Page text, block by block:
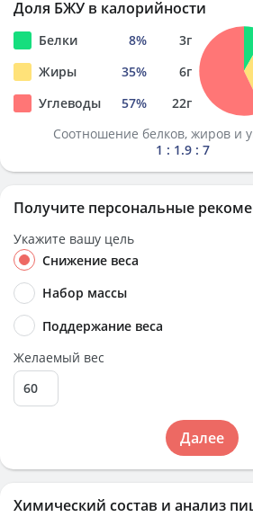
Химический состав и анализ
Доля БЖУ в калорийности
Белки 8% 3г
Жиры
35% 6г
Углеводы
57% 22г
Соотношение белков, жиров и
1 : 1.9 : 7
Получите персональные
Укажите вашу цель
Снижение веса
Набор массы
Поддержание веса
Желаемый вес
Далее